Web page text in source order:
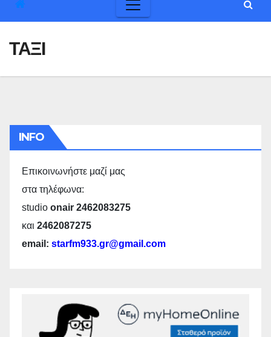
ΤΑΞΙ
INFO
Επικοινωνήστε μαζί μας
στα τηλέφωνα:
studio onair 2462083275
και 2462087275
email: starfm933.gr@gmail.com